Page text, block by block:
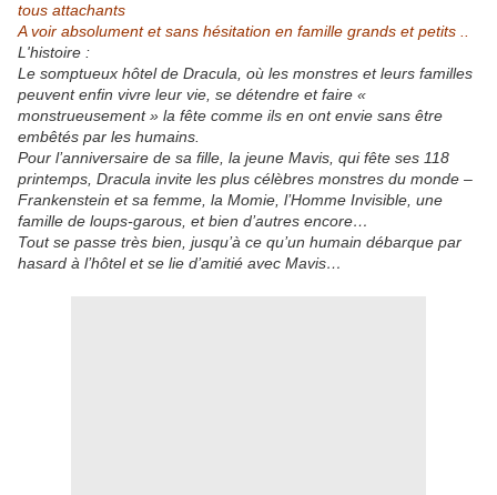
tous attachants
A voir absolument et sans hésitation en famille grands et petits ..
L'histoire :
Le somptueux hôtel de Dracula, où les monstres et leurs familles
peuvent enfin vivre leur vie, se détendre et faire «
monstrueusement » la fête comme ils en ont envie sans être
embêtés par les humains.
Pour l’anniversaire de sa fille, la jeune Mavis, qui fête ses 118
printemps, Dracula invite les plus célèbres monstres du monde –
Frankenstein et sa femme, la Momie, l’Homme Invisible, une
famille de loups-garous, et bien d’autres encore…
Tout se passe très bien, jusqu’à ce qu’un humain débarque par
hasard à l’hôtel et se lie d’amitié avec Mavis…